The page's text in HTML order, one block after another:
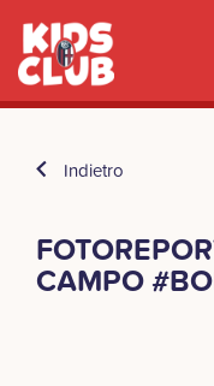
Indietro
CAMPO